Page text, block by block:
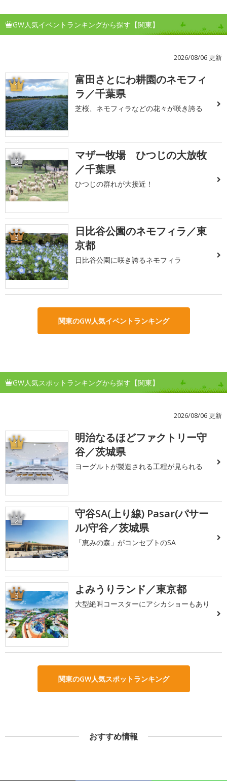
GW人気イベントランキングから探す【関東】
2026/08/06 更新
1
富田さとにわ耕園のネモフィ
ラ／千葉県
芝桜、ネモフィラなどの花々が咲き誇る
2
マザー牧場 ひつじの大放牧
／千葉県
ひつじの群れが大接近！
3
日比谷公園のネモフィラ／東
京都
日比谷公園に咲き誇るネモフィラ
関東のGW人気イベントランキング
GW人気スポットランキングから探す【関東】
2026/08/06 更新
1
明治なるほどファクトリー守
谷／茨城県
ヨーグルトが製造される工程が見られる
2
守谷SA(上り線) Pasar(パサー
ル)守谷／茨城県
「恵みの森」がコンセプトのSA
3 よみうりランド／東京都
大型絶叫コースターにアシカショーもあり
関東のGW人気スポットランキング
おすすめ情報